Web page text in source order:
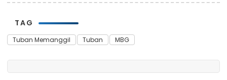
TAG
Tuban Memanggil Tuban MBG